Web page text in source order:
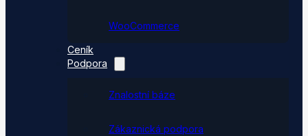
WooCommerce
Ceník
Podpora
Znalostní báze
Zákaznická podpora